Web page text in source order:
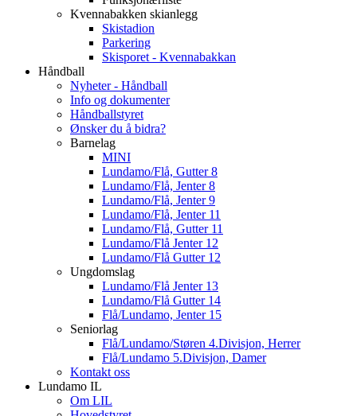
Kvennabakken skianlegg
Skistadion
Parkering
Skisporet - Kvennabakkan
Håndball
Nyheter - Håndball
Info og dokumenter
Håndballstyret
Ønsker du å bidra?
Barnelag
MINI
Lundamo/Flå, Gutter 8
Lundamo/Flå, Jenter 8
Lundamo/Flå, Jenter 9
Lundamo/Flå, Jenter 11
Lundamo/Flå, Gutter 11
Lundamo/Flå Jenter 12
Lundamo/Flå Gutter 12
Ungdomslag
Lundamo/Flå Jenter 13
Lundamo/Flå Gutter 14
Flå/Lundamo, Jenter 15
Seniorlag
Flå/Lundamo/Støren 4.Divisjon, Herrer
Flå/Lundamo 5.Divisjon, Damer
Kontakt oss
Lundamo IL
Om LIL